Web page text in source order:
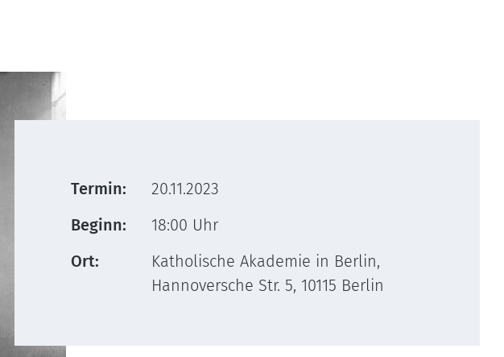
Termin:
20.11.2023
Beginn:
18:00 Uhr
Ort:
Katholische Akademie in Berlin,
Hannoversche Str. 5, 10115 Berlin